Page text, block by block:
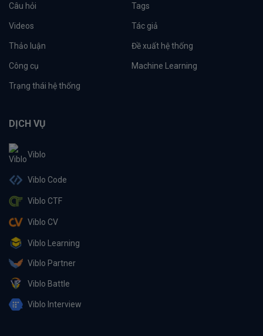
Câu hỏi Tags
Videos Tác giả
Thảo luận Đề xuất hệ thống
Công cụ Machine Learning
Trạng thái hệ thống
DỊCH VỤ
Viblo
Viblo Code
Viblo CTF
Viblo CV
Viblo Learning
Viblo Partner
Viblo Battle
Viblo Interview